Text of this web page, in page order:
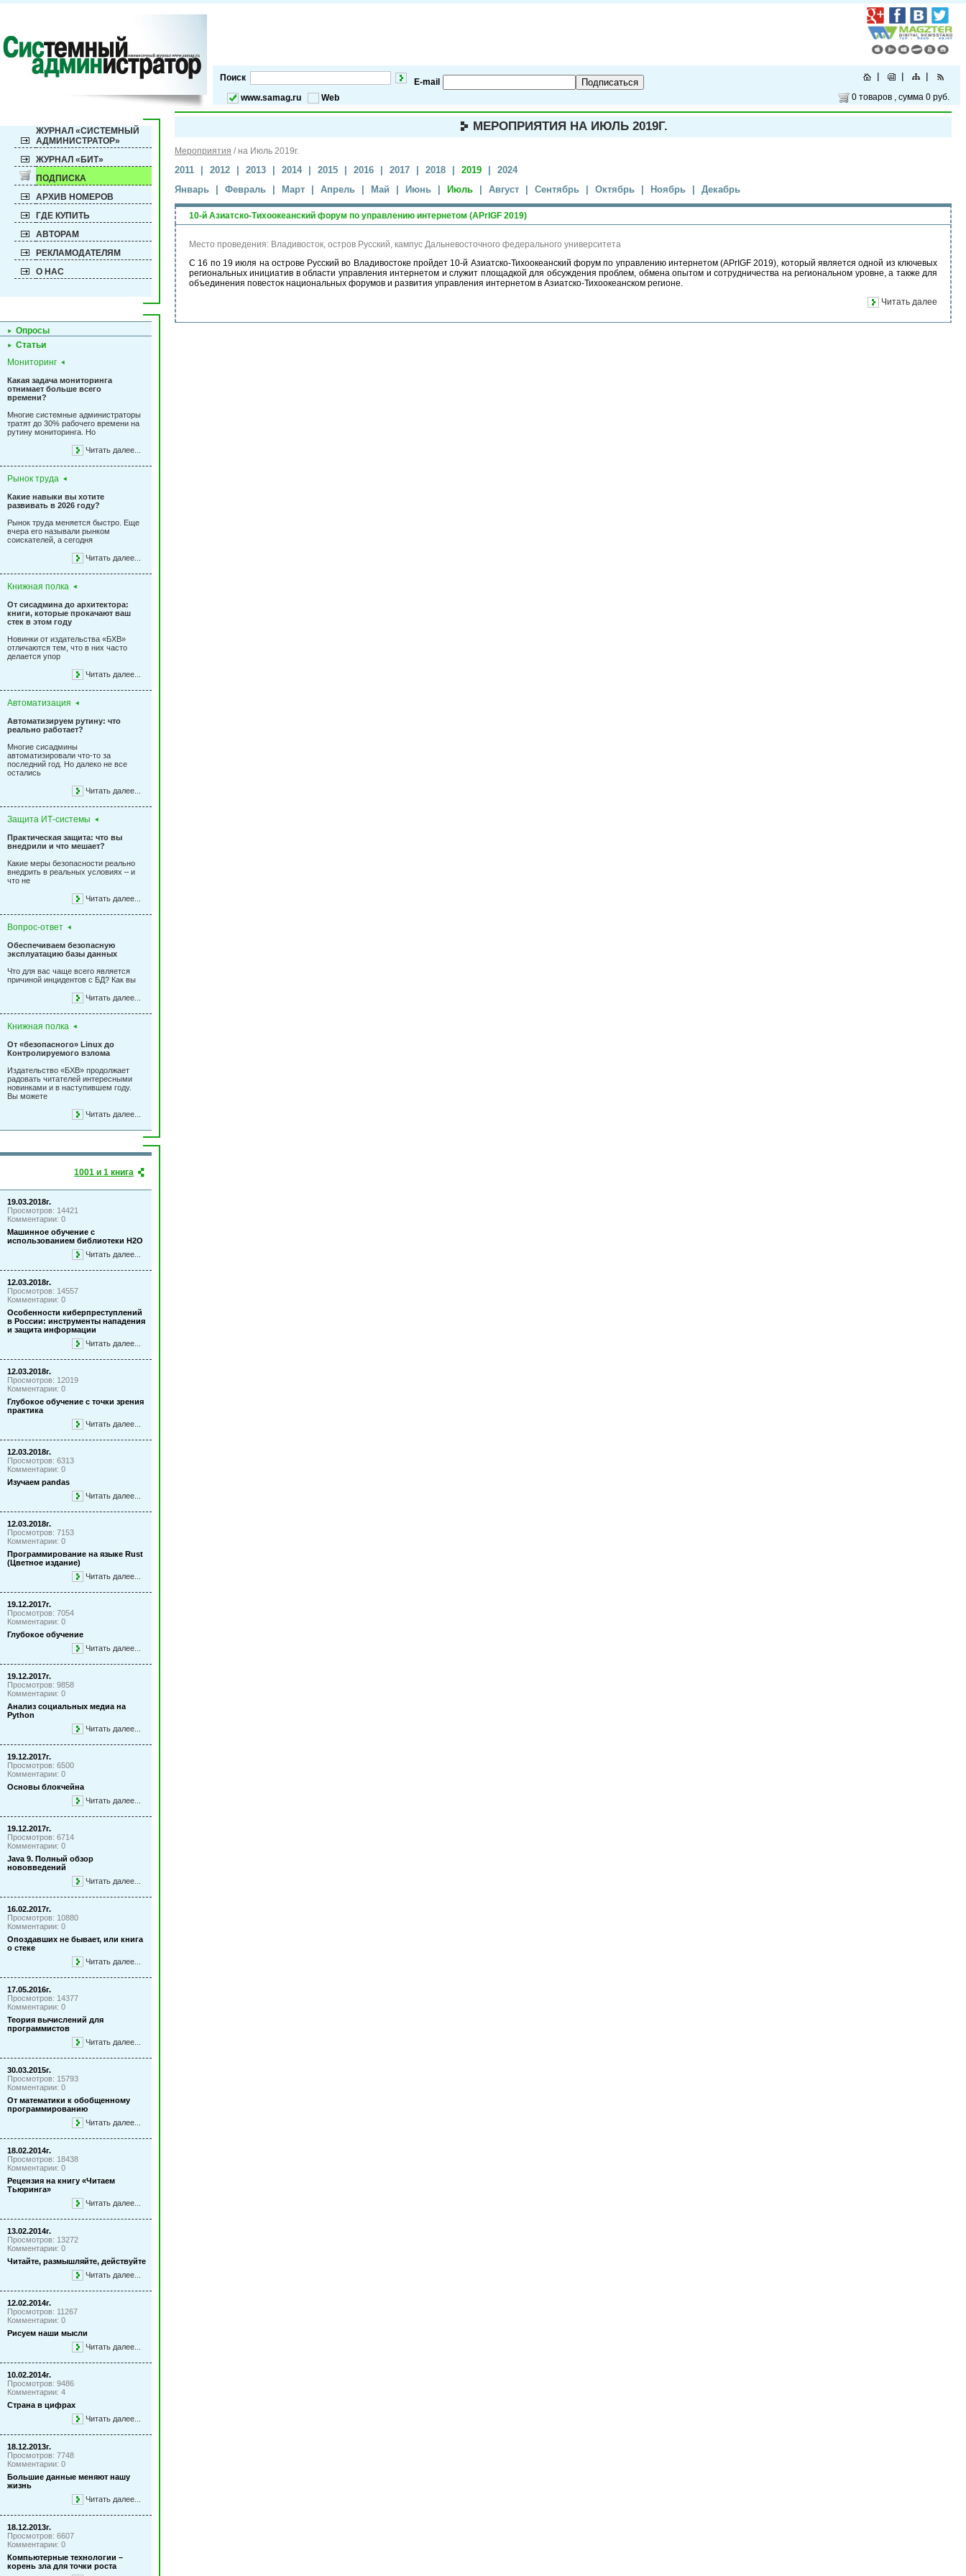
Поиск E-mail Подписаться
www.samag.ru Web 0 товаров , сумма 0 руб.
ЖУРНАЛ «СИСТЕМНЫЙ
АДМИНИСТРАТОР»
ЖУРНАЛ «БИТ»
ПОДПИСКА
АРХИВ НОМЕРОВ
ГДЕ КУПИТЬ
АВТОРАМ
РЕКЛАМОДАТЕЛЯМ
О НАС
Опросы
Статьи
Мониторинг
Какая задача мониторинга
отнимает больше всего
времени?
Многие системные администраторы
тратят до 30% рабочего времени на
рутину мониторинга. Но
Читать далее...
Рынок труда
Какие навыки вы хотите
развивать в 2026 году?
Рынок труда меняется быстро. Еще
вчера его называли рынком
соискателей, а сегодня
Читать далее...
Книжная полка
От сисадмина до архитектора:
книги, которые прокачают ваш
стек в этом году
Новинки от издательства «БХВ»
отличаются тем, что в них часто
делается упор
Читать далее...
Автоматизация
Автоматизируем рутину: что
реально работает?
Многие сисадмины
автоматизировали что-то за
последний год. Но далеко не все
остались
Читать далее...
Защита ИТ-системы
Практическая защита: что вы
внедрили и что мешает?
Какие меры безопасности реально
внедрить в реальных условиях – и
что не
Читать далее...
Вопрос-ответ
Обеспечиваем безопасную
эксплуатацию базы данных
Что для вас чаще всего является
причиной инцидентов с БД? Как вы
Читать далее...
Книжная полка
От «безопасного» Linux до
Контролируемого взлома
Издательство «БХВ» продолжает
радовать читателей интересными
новинками и в наступившем году.
Вы можете
Читать далее...
1001 и 1 книга
19.03.2018г.
Просмотров: 14421
Комментарии: 0
Машинное обучение с
использованием библиотеки Н2О
Читать далее...
12.03.2018г.
Просмотров: 14557
Комментарии: 0
Особенности киберпреступлений
в России: инструменты нападения
и защита информации
Читать далее...
12.03.2018г.
Просмотров: 12019
Комментарии: 0
Глубокое обучение с точки зрения
практика
Читать далее...
12.03.2018г.
Просмотров: 6313
Комментарии: 0
Изучаем pandas
Читать далее...
12.03.2018г.
Просмотров: 7153
Комментарии: 0
Программирование на языке Rust
(Цветное издание)
Читать далее...
19.12.2017г.
Просмотров: 7054
Комментарии: 0
Глубокое обучение
Читать далее...
19.12.2017г.
Просмотров: 9858
Комментарии: 0
Анализ социальных медиа на
Python
Читать далее...
19.12.2017г.
Просмотров: 6500
Комментарии: 0
Основы блокчейна
Читать далее...
19.12.2017г.
Просмотров: 6714
Комментарии: 0
Java 9. Полный обзор
нововведений
Читать далее...
16.02.2017г.
Просмотров: 10880
Комментарии: 0
Опоздавших не бывает, или книга
о стеке
Читать далее...
17.05.2016г.
Просмотров: 14377
Комментарии: 0
Теория вычислений для
программистов
Читать далее...
30.03.2015г.
Просмотров: 15793
Комментарии: 0
От математики к обобщенному
программированию
Читать далее...
18.02.2014г.
Просмотров: 18438
Комментарии: 0
Рецензия на книгу «Читаем
Тьюринга»
Читать далее...
13.02.2014г.
Просмотров: 13272
Комментарии: 0
Читайте, размышляйте, действуйте
Читать далее...
12.02.2014г.
Просмотров: 11267
Комментарии: 0
Рисуем наши мысли
Читать далее...
10.02.2014г.
Просмотров: 9486
Комментарии: 4
Страна в цифрах
Читать далее...
18.12.2013г.
Просмотров: 7748
Комментарии: 0
Большие данные меняют нашу
жизнь
Читать далее...
18.12.2013г.
Просмотров: 6607
Комментарии: 0
Компьютерные технологии –
корень зла для точки роста
МЕРОПРИЯТИЯ НА ИЮЛЬ 2019Г.
Мероприятия / на Июль 2019г.
2011 2012 2013 2014 2015 2016 2017 2018 2019
2024
Январь
Февраль Март Апрель Май Июнь Июль Август Сентябрь Октябрь Ноябрь Декабрь
10-й Азиатско-Тихоокеанский форум по управлению интернетом (APrIGF 2019)
Место проведения: Владивосток, остров Русский, кампус Дальневосточного федерального университета
С 16 по 19 июля на острове Русский во Владивостоке пройдет 10-й Азиатско-Тихоокеанский форум по управлению интернетом (APrIGF 2019), который является одной из ключевых
региональных инициатив в области управления интернетом и служит площадкой для обсуждения проблем, обмена опытом и сотрудничества на региональном уровне, а также для
объединения повесток национальных форумов и развития управления интернетом в Азиатско-Тихоокеанском регионе.
Читать далее